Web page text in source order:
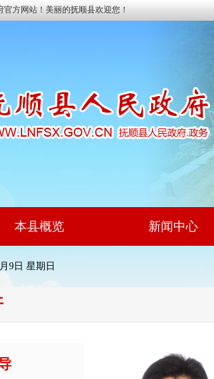
方网站！美丽的抚顺县欢迎您！
本县概览 新闻中心
9日 星期日